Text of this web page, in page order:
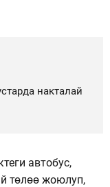
накталай
автобус,
төлөө жоюлуп,